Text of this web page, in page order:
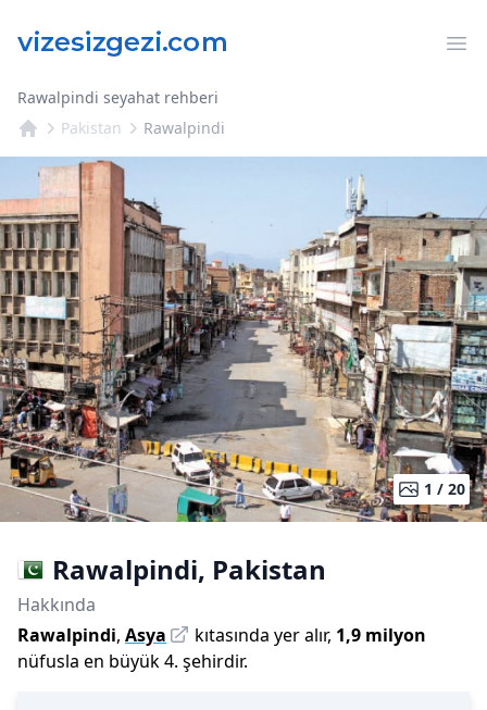
Rawalpindi seyahat rehberi
Pakistan
Rawalpindi
1 / 20
Rawalpindi, Pakistan
Hakkında
Rawalpindi, Asya kıtasında yer alır, 1,9 milyon
nüfusla en büyük 4. şehirdir.